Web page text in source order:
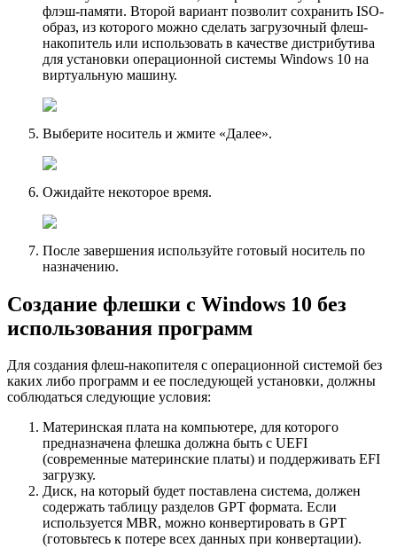
флэш-памяти. Второй вариант позволит сохранить ISO-
образ, из которого можно сделать загрузочный флеш-
накопитель или использовать в качестве дистрибутива
для установки операционной системы Windows 10 на
виртуальную машину.
Выберите носитель и жмите «Далее».
Ожидайте некоторое время.
После завершения используйте готовый носитель по
назначению.
Создание флешки с Windows 10 без
использования программ
Для создания флеш-накопителя с операционной системой без
каких либо программ и ее последующей установки, должны
соблюдаться следующие условия:
Материнская плата на компьютере, для которого
предназначена флешка должна быть с UEFI
(современные материнские платы) и поддерживать EFI
загрузку.
Диск, на который будет поставлена система, должен
содержать таблицу разделов GPT формата. Если
используется MBR, можно конвертировать в GPT
(готовьтесь к потере всех данных при конвертации).